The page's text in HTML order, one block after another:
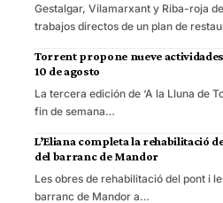
Gestalgar, Vilamarxant y Riba-roja
trabajos directos de un plan de
Torrent propone nueve
10 de agosto
La tercera edición de ‘A la Lluna de
fin de semana…
L’Eliana completa la rehabilitació
del barranc de Mandor
Les obres de rehabilitació del pont i
barranc de Mandor a…